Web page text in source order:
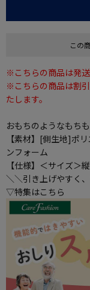
この
※こちらの商品は発送
※こちらの商品は割
たします。
おもちのようなもち
【素材】[側生地]ポ
ンフォーム
【仕様】＜サイズ
＼＼引き上げやすく
▽特集はこちら